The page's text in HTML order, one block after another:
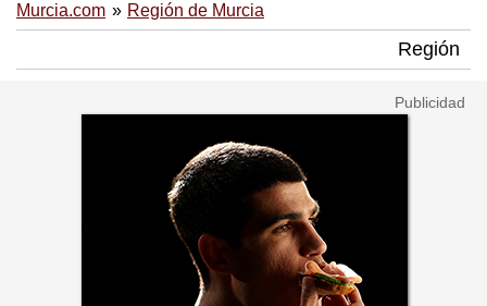
Murcia.com Región de Murcia
Región